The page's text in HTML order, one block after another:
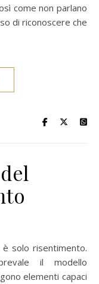
come non parlano
di riconoscere che
il modello
elementi capaci